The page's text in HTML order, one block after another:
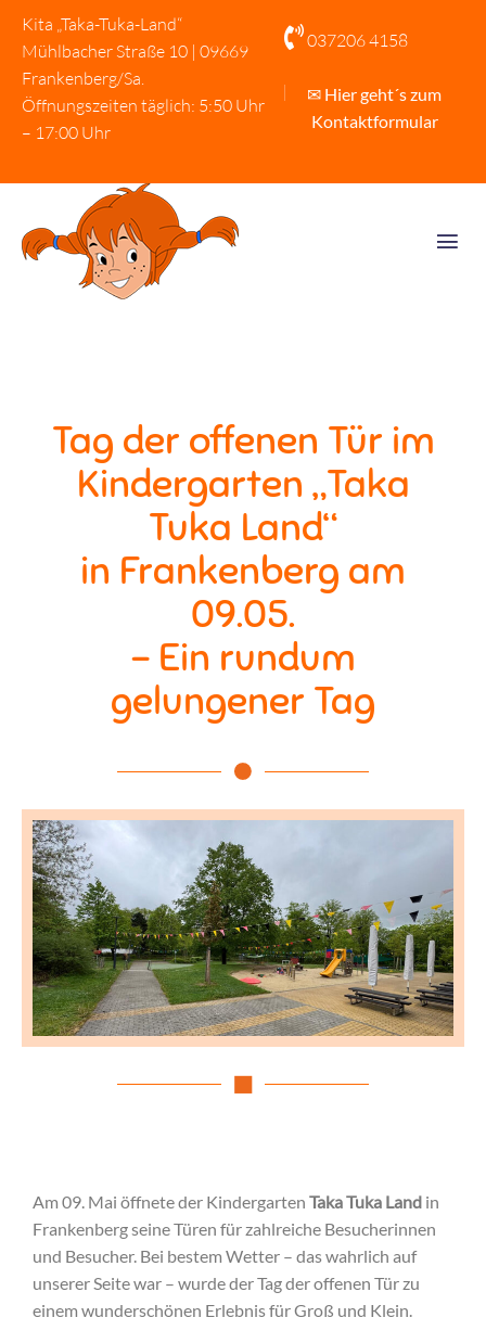
Kita „Taka-Tuka-Land“
Mühlbacher Straße 10 | 09669
Frankenberg/Sa.
Öffnungszeiten täglich: 5:50 Uhr
– 17:00 Uhr
037206 4158
✉ Hier geht´s zum
Kontaktformular
Tag der offenen Tür im
Kindergarten „Taka
Tuka Land“
in Frankenberg am
09.05.
– Ein rundum
gelungener Tag
Am 09. Mai öffnete der Kindergarten Taka Tuka Land in
Frankenberg seine Türen für zahlreiche Besucherinnen
und Besucher. Bei bestem Wetter – das wahrlich auf
unserer Seite war – wurde der Tag der offenen Tür zu
einem wunderschönen Erlebnis für Groß und Klein.